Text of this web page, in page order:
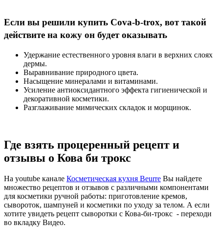
Если вы решили купить Cova-b-trox, вот такой
действите на кожу он будет оказывать
Удержание естественного уровня влаги в верхних слоях
дермы.
Выравнивание природного цвета.
Насыщение минералами и витаминами.
Усиление антиоксидантного эффекта гигиенической и
декоративной косметики.
Разглаживание мимических складок и морщинок.
Где взять процеренный рецепт и
отзывы о Кова би трокс
На youtube канале Косметическая кухня Beurre Вы найдете
множество рецептов и отзывов с различными компонентами
для косметики ручной работы: приготовление кремов,
сывороток, шампуней и косметики по уходу за телом. А если
хотите увидеть рецепт сыворотки с Кова-би-трокс - переходи
во вкладку Видео.